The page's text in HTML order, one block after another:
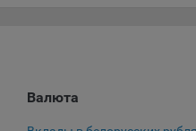
Благодаря этому у
тенденциях
для анализа трафика
Валюта